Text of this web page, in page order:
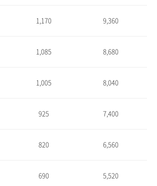
1,170 9,360
1,085 8,680
1,005 8,040
925 7,400
820 6,560
690 5,520